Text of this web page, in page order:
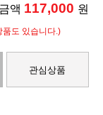
액 117,000 원
품도 있습니다.)
관심상품